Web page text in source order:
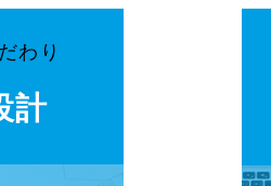
わり
計